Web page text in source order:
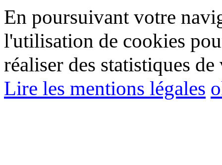
En poursuivant votre
l'utilisation de cookies
réaliser des statistiques de
Lire les mentions légales